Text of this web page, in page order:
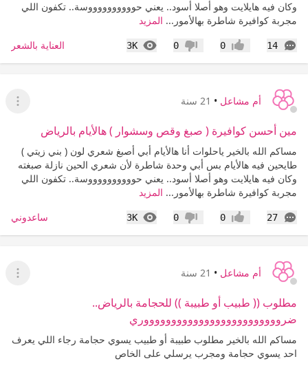
وكان فيه هايلايت وهو أصلا أسود.. يعني حووووووووووسة.. تكفون اللي
مجربة كوافيرة شاطرة بهالأمور... المزيد
14
التعليقات إعجاب0 عدم إعجاب
0
3K
المشاهدات العناية بالشعر
أم مشاعل • 21 سنة
عرض
مين أحسن كوافيرة ( صبغ وقص وسشوار ) هالأيام بالرياض
مساكم الله بالخير ياحلوات أنا هالأيام أبي أصبغ شعري لون ( بني زيتي )
طايحين فيه هالأيام بس أبي وحدة شاطرة لأن شعري الحين نازلة صبغته
وكان فيه هايلايت وهو أصلا أسود.. يعني حووووووووووسة.. تكفون اللي
مجربة كوافيرة شاطرة بهالأمور... المزيد
27
التعليقات إعجاب0 عدم إعجاب
0
3K
المشاهدات ساعدوني
أم مشاعل • 21 سنة
عرض
مطلوب (( طبيب أو طبيبة )) للحجامة بالرياض..
ضروووووووووووووووووووووووووري
مساكم الله بالخير مطلوب طبيبة أو طبيب يسوي حجامة رجاء اللي يعرف
احد يسوي حجامة ومجرب يرسلي على الخاص